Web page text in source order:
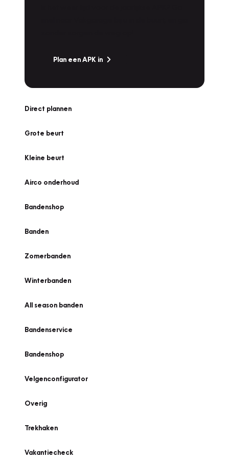
Plan een APK in
Direct plannen
Grote beurt
Kleine beurt
Airco onderhoud
Bandenshop
Banden
Zomerbanden
Winterbanden
All season banden
Bandenservice
Bandenshop
Velgenconfigurator
Overig
Trekhaken
Vakantiecheck